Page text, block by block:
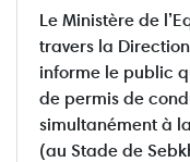
Le Ministère de
travers la
informe le public
de permis de
simultanément à
(au Stade de